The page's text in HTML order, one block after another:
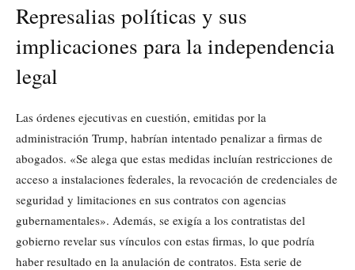
Represalias políticas y sus
implicaciones para la independencia
legal
Las órdenes ejecutivas en cuestión, emitidas por la
administración Trump, habrían intentado penalizar a firmas de
abogados. «Se alega que estas medidas incluían restricciones de
acceso a instalaciones federales, la revocación de credenciales de
seguridad y limitaciones en sus contratos con agencias
gubernamentales». Además, se exigía a los contratistas del
gobierno revelar sus vínculos con estas firmas, lo que podría
haber resultado en la anulación de contratos. Esta serie de